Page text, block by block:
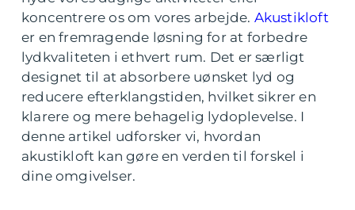
koncentrere os om vores arbejde. Akustikloft
er en fremragende løsning for at forbedre
lydkvaliteten i ethvert rum. Det er særligt
designet til at absorbere uønsket lyd og
reducere efterklangstiden, hvilket sikrer en
klarere og mere behagelig lydoplevelse. I
denne artikel udforsker vi, hvordan
akustikloft kan gøre en verden til forskel i
dine omgivelser.